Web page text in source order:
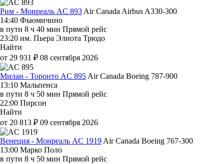
Рим - Монреаль AC 893 Air Canada Airbus A330-300
14:40 Фьюмичино
в пути 8 ч 40 мин Прямой рейс
23:20 им. Пьера Элиота Трюдо
Найти
от 29 931 ₽ 08 сентября 2026
Милан - Торонто AC 895 Air Canada Boeing 787-900
13:10 Мальпенса
в пути 8 ч 50 мин Прямой рейс
22:00 Пирсон
Найти
от 20 813 ₽ 09 сентября 2026
Венеция - Монреаль AC 1919 Air Canada Boeing 767-300
13:00 Марко Поло
в пути 8 ч 50 мин Прямой рейс